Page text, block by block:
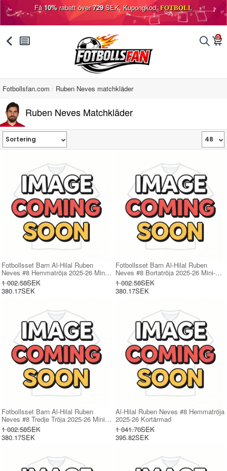
Få10%rabatt över729SEK, Kupongkod: FOTBOLL
󰅯 󰂩 󰂨 0
󰃦
Fotbollsfan.com Ruben Neves matchkläder
Ruben Neves Matchkläder
Fotbollsset Barn Al-Hilal Ruben
Neves #8 Hemmatröja 2025-26 Mini-
Kit Kortärmad (+ korta byxor)
1 002.58SEK
380.17SEK
Fotbollsset Barn Al-Hilal Ruben
Neves #8 Bortatröja 2025-26 Mini-Kit
Kortärmad (+ korta byxor)
1 002.58SEK
380.17SEK
Fotbollsset Barn Al-Hilal Ruben
Neves #8 Tredje Tröja 2025-26 Mini-
Kit Kortärmad (+ korta byxor)
1 002.58SEK
380.17SEK
Al-Hilal Ruben Neves #8 Hemmatröja
2025-26 Kortärmad
1 041.70SEK
395.82SEK